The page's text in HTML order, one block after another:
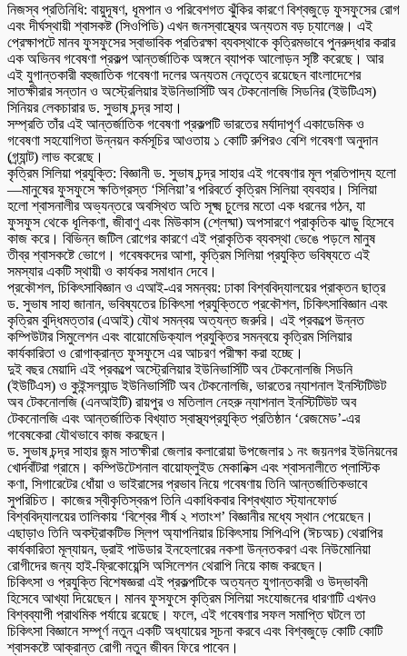
নিজস্ব প্রতিনিধি: বায়ুদূষণ, ধূমপান ও পরিবেশগত ঝুঁকির কারণে বিশ্বজুড়ে ফুসফুসের রোগ
এবং দীর্ঘস্থায়ী শ্বাসকষ্ট (সিওপিডি) এখন জনস্বাস্থ্যের অন্যতম বড় চ্যালেঞ্জ। এই
প্রেক্ষাপটে মানব ফুসফুসের স্বাভাবিক প্রতিরক্ষা ব্যবস্থাকে কৃত্রিমভাবে পুনরুদ্ধার করার
এক অভিনব গবেষণা প্রকল্প আন্তর্জাতিক অঙ্গনে ব্যাপক আলোড়ন সৃষ্টি করেছে। আর
এই যুগান্তকারী বহুজাতিক গবেষণা দলের অন্যতম নেতৃত্বে রয়েছেন বাংলাদেশের
সাতক্ষীরার সন্তান ও অস্ট্রেলিয়ার ইউনিভার্সিটি অব টেকনোলজি সিডনির (ইউটিএস)
সিনিয়র লেকচারার ড. সুভাষ চন্দ্র সাহা।
সম্প্রতি তাঁর এই আন্তর্জাতিক গবেষণা প্রকল্পটি ভারতের মর্যাদাপূর্ণ একাডেমিক ও
গবেষণা সহযোগিতা উন্নয়ন কর্মসূচির আওতায় ১ কোটি রুপিরও বেশি গবেষণা অনুদান
(গ্র্যান্ট) লাভ করেছে।
কৃত্রিম সিলিয়া প্রযুক্তি: বিজ্ঞানী ড. সুভাষ চন্দ্র সাহার এই গবেষণার মূল প্রতিপাদ্য হলো
—মানুষের ফুসফুসে ক্ষতিগ্রস্ত ‘সিলিয়া’র পরিবর্তে কৃত্রিম সিলিয়া ব্যবহার। সিলিয়া
হলো শ্বাসনালীর অভ্যন্তরে অবস্থিত অতি সূক্ষ্ম চুলের মতো এক ধরনের গঠন, যা
ফুসফুস থেকে ধূলিকণা, জীবাণু এবং মিউকাস (শ্লেষ্মা) অপসারণে প্রাকৃতিক ঝাড়ু হিসেবে
কাজ করে। বিভিন্ন জটিল রোগের কারণে এই প্রাকৃতিক ব্যবস্থা ভেঙে পড়লে মানুষ
তীব্র শ্বাসকষ্টে ভোগে। গবেষকদের আশা, কৃত্রিম সিলিয়া প্রযুক্তি ভবিষ্যতে এই
সমস্যার একটি স্থায়ী ও কার্যকর সমাধান দেবে।
প্রকৌশল, চিকিৎসাবিজ্ঞান ও এআই-এর সমন্বয়: ঢাকা বিশ্ববিদ্যালয়ের প্রাক্তন ছাত্র
ড. সুভাষ সাহা জানান, ভবিষ্যতের চিকিৎসা প্রযুক্তিতে প্রকৌশল, চিকিৎসাবিজ্ঞান এবং
কৃত্রিম বুদ্ধিমত্তার (এআই) যৌথ সমন্বয় অত্যন্ত জরুরি। এই প্রকল্পে উন্নত
কম্পিউটার সিমুলেশন এবং বায়োমেডিক্যাল প্রযুক্তির সমন্বয়ে কৃত্রিম সিলিয়ার
কার্যকারিতা ও রোগাক্রান্ত ফুসফুসে এর আচরণ পরীক্ষা করা হচ্ছে।
দুই বছর মেয়াদি এই প্রকল্পে অস্ট্রেলিয়ার ইউনিভার্সিটি অব টেকনোলজি সিডনি
(ইউটিএস) ও কুইন্সল্যান্ড ইউনিভার্সিটি অব টেকনোলজি, ভারতের ন্যাশনাল ইনস্টিটিউট
অব টেকনোলজি (এনআইটি) রায়পুর ও মতিলাল নেহরু ন্যাশনাল ইনস্টিটিউট অব
টেকনোলজি এবং আন্তর্জাতিক বিখ্যাত স্বাস্থ্যপ্রযুক্তি প্রতিষ্ঠান ‘রেজমেড’-এর
গবেষকেরা যৌথভাবে কাজ করছেন।
ড. সুভাষ চন্দ্র সাহার জন্ম সাতক্ষীরা জেলার কলারোয়া উপজেলার ১ নং জয়নগর ইউনিয়নের
খোর্দবাঁটরা গ্রামে। কম্পিউটেশনাল বায়োফ্লুইড মেকানিক্স এবং শ্বাসনালীতে প্লাস্টিক
কণা, সিগারেটের ধোঁয়া ও ভাইরাসের প্রভাব নিয়ে গবেষণায় তিনি আন্তর্জাতিকভাবে
সুপরিচিত। কাজের স্বীকৃতিস্বরূপ তিনি একাধিকবার বিশ্বখ্যাত স্ট্যানফোর্ড
বিশ্ববিদ্যালয়ের তালিকায় ‘বিশ্বের শীর্ষ ২ শতাংশ’ বিজ্ঞানীর মধ্যে স্থান পেয়েছেন।
এছাড়াও তিনি অবস্ট্রাকটিভ স্লিপ অ্যাপনিয়ার চিকিৎসায় সিপিএপি (ঈচঅচ) থেরাপির
কার্যকারিতা মূল্যায়ন, ড্রাই পাউডার ইনহেলারের নকশা উন্নতকরণ এবং নিউমোনিয়া
রোগীদের জন্য হাই-ফ্রিকোয়েন্সি অসিলেশন থেরাপি নিয়ে কাজ করছেন।
চিকিৎসা ও প্রযুক্তি বিশেষজ্ঞরা এই প্রকল্পটিকে অত্যন্ত যুগান্তকারী ও উদ্ভাবনী
হিসেবে আখ্যা দিয়েছেন। মানব ফুসফুসে কৃত্রিম সিলিয়া সংযোজনের ধারণাটি এখনও
বিশ্বব্যাপী প্রাথমিক পর্যায়ে রয়েছে। ফলে, এই গবেষণার সফল সমাপ্তি ঘটলে তা
চিকিৎসা বিজ্ঞানে সম্পূর্ণ নতুন একটি অধ্যায়ের সূচনা করবে এবং বিশ্বজুড়ে কোটি কোটি
শ্বাসকষ্টে আক্রান্ত রোগী নতুন জীবন ফিরে পাবেন।